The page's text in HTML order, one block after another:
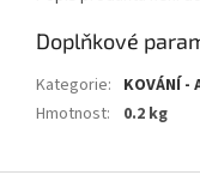
Doplňkové
Kategorie: KOVÁNÍ -
Hmotnost: 0.2 kg